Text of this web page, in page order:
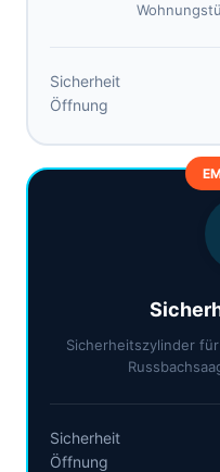
Sicherheit
Öffnung
Sicherheitszylinder
Sicherheit
Öffnung